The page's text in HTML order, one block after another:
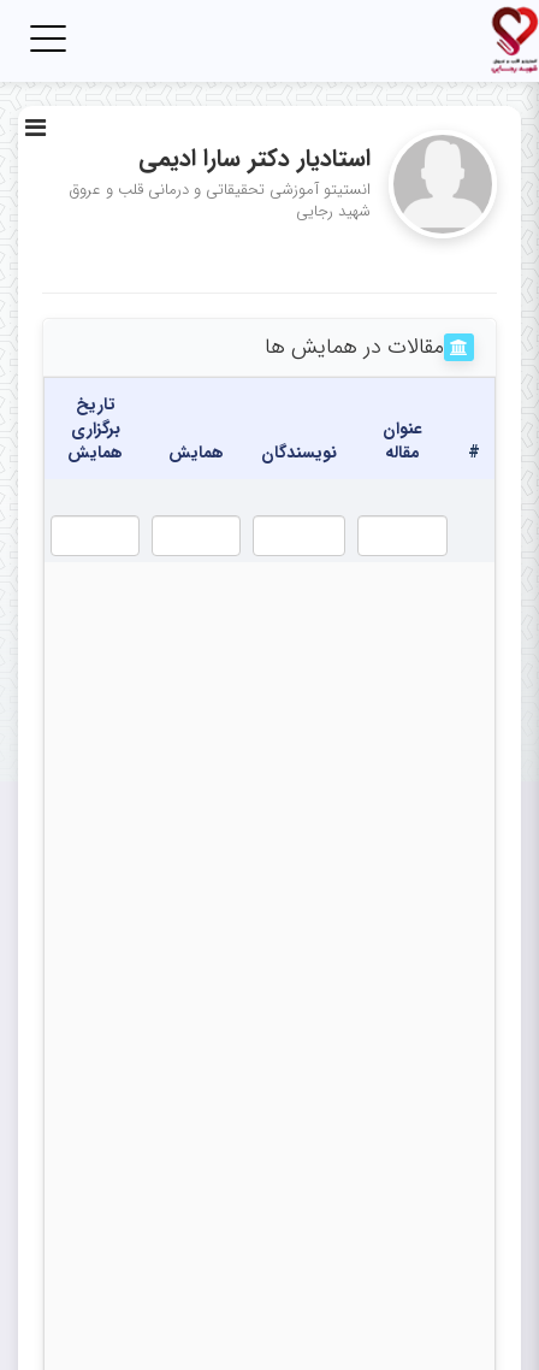
استادیار دکتر سارا ادیمی
انستیتو آموزشی تحقیقاتی و درمانی قلب و عروق
شهید رجایی
مقالات در همایش ها
#
عنوان
مقاله
نویسندگان همایش
تاریخ
برگزاری
همایش